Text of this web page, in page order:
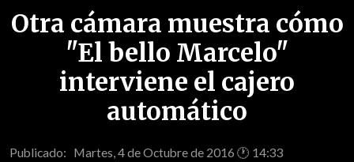
Otra cámara muestra cómo
"El bello Marcelo"
interviene el cajero
automático
Publicado: Martes, 4 de Octubre de 2016 🕐 14:33